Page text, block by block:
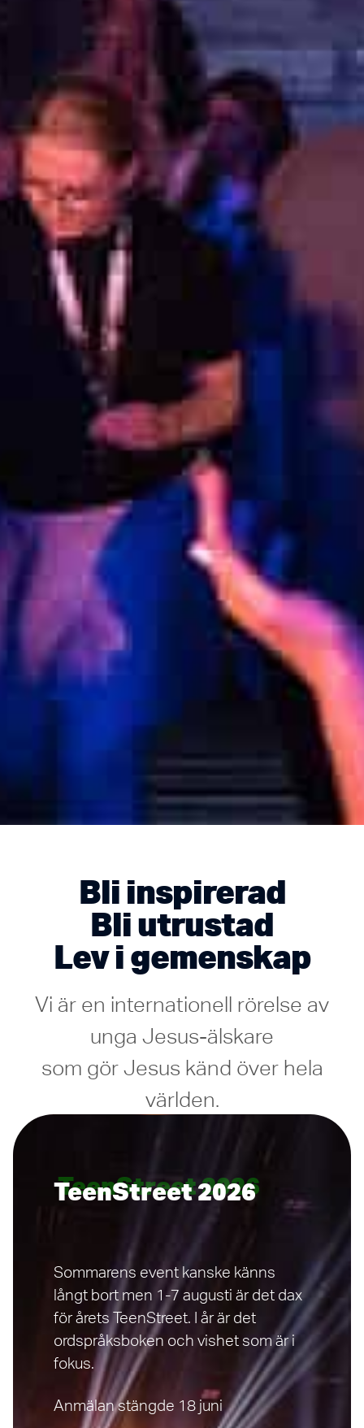
Bli inspirerad
Bli utrustad
Lev i gemenskap
Vi är en internationell rörelse av
unga Jesus-älskare
som gör Jesus känd över hela
världen.
TeenStreet 2026
Sommarens event kanske känns
långt bort men 1-7 augusti är det dax
för årets TeenStreet. I år är det
ordspråksboken och vishet som är i
fokus.
Anmälan stängde 18 juni